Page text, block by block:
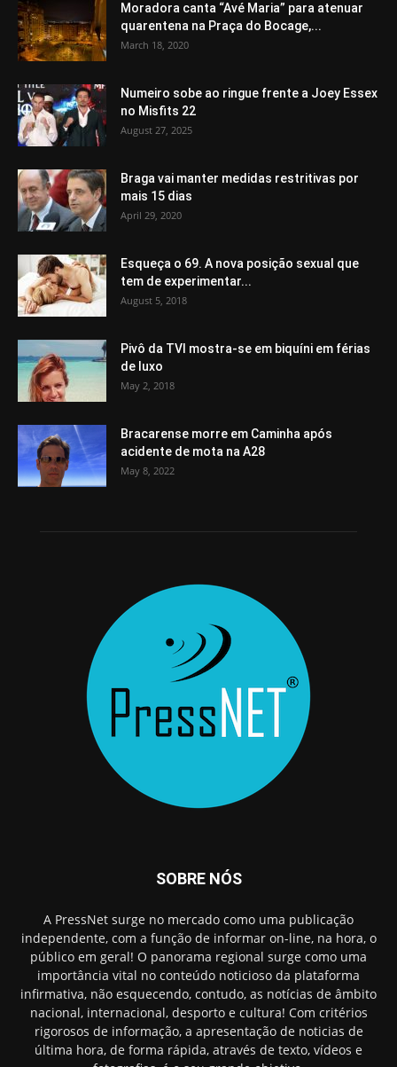
Moradora canta “Avé Maria” para atenuar
quarentena na Praça do Bocage,...
March 18, 2020
Numeiro sobe ao ringue frente a Joey Essex
no Misfits 22
August 27, 2025
Braga vai manter medidas restritivas por
mais 15 dias
April 29, 2020
Esqueça o 69. A nova posição sexual que
tem de experimentar...
August 5, 2018
Pivô da TVI mostra-se em biquíni em férias
de luxo
May 2, 2018
Bracarense morre em Caminha após
acidente de mota na A28
May 8, 2022
SOBRE NÓS
A PressNet surge no mercado como uma publicação
independente, com a função de informar on-line, na hora, o
público em geral! O panorama regional surge como uma
importância vital no conteúdo noticioso da plataforma
infirmativa, não esquecendo, contudo, as notícias de âmbito
nacional, internacional, desporto e cultura! Com critérios
rigorosos de informação, a apresentação de noticias de
última hora, de forma rápida, através de texto, vídeos e